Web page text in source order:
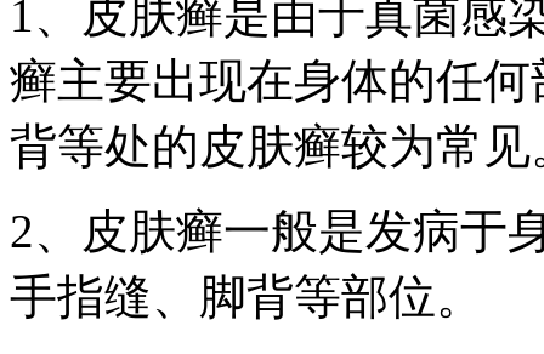
1、皮肤癣是由于真菌感
癣主要出现在身体的任
背等处的皮肤癣较为常见
2、皮肤癣一般是发病于
手指缝、脚背等部位。